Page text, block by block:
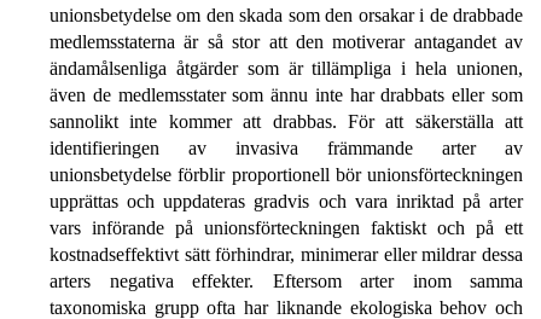
unionsbetydelse om den skada som den orsakar i de drabbade
medlemsstaterna är så stor att den motiverar antagandet av
ändamålsenliga åtgärder som är tillämpliga i hela unionen,
även de medlemsstater som ännu inte har drabbats eller som
sannolikt inte kommer att drabbas. För att säkerställa att
identifieringen av invasiva främmande arter av
unionsbetydelse förblir proportionell bör unionsförteckningen
upprättas och uppdateras gradvis och vara inriktad på arter
vars införande på unionsförteckningen faktiskt och på ett
kostnadseffektivt sätt förhindrar, minimerar eller mildrar dessa
arters negativa effekter. Eftersom arter inom samma
taxonomiska grupp ofta har liknande ekologiska behov och